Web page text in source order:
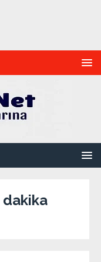
dakika